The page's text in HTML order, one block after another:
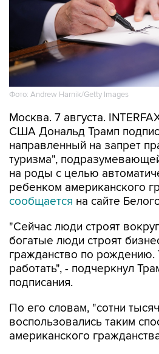
Фото: Andrew Harnik/Getty Images
Москва. 7 августа.
США Дональд Трамп
направленный на запрет
туризма",
на роды с целью
ребенком американского
сообщается на сайте
"Сейчас люди строят
богатые люди строят
гражданство по рождению.
работать", - подчеркнул
подписания.
По его словам, "сотни
воспользовались таким
американского